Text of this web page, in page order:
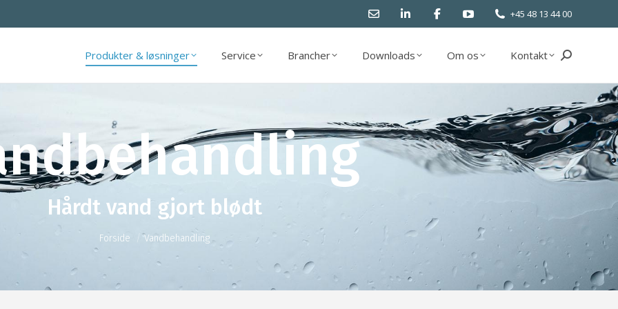
+45 48 13 44 00
Produkter & løsninger Service Brancher Downloads Om os Kontakt Search:
Hårdt vand gjort blødt
Forside Vandbehandling
Downloads Om os Kontakt Search: